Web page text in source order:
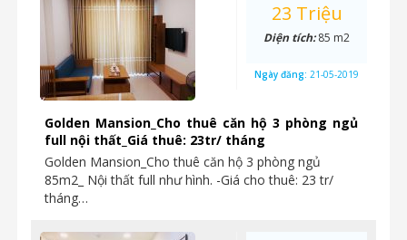
Golden Mansion_Cho thuê căn hộ 3 phòng ngủ
full nội thất_Giá thuê: 23tr/ tháng
Golden Mansion_Cho thuê căn hộ 3 phòng ngủ
85m2_ Nội thất full như hình. -Giá cho thuê: 23 tr/
tháng…
23 Triệu
Diện tích:85 m2
Ngày đăng: 21-05-2019